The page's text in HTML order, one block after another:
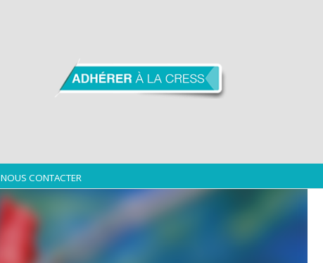
NOUS CONTACTER